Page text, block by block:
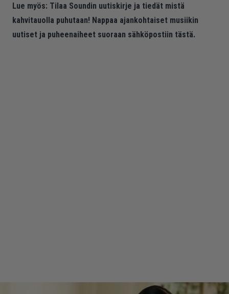
Lue myös: Tilaa Soundin uutiskirje ja tiedät mistä
kahvitauolla puhutaan! Nappaa ajankohtaiset musiikin
uutiset ja puheenaiheet suoraan sähköpostiin tästä.